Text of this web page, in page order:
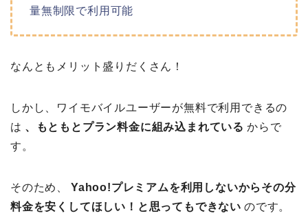
量無制限で利用可能
なんともメリット盛りだくさん！
しかし、ワイモバイルユーザーが無料で利用できるの
は 、もともとプラン料金に組み込まれている からで
す。
そのため、
Yahoo!プレミアムを利用しないからその分
料金を安くしてほしい！と思ってもできない のです。